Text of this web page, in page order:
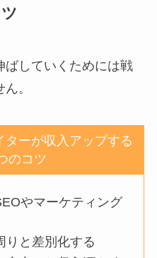
ばしていくためには戦
。
ターが収入アップする
のコツ
やマーケティング
りと差別化する